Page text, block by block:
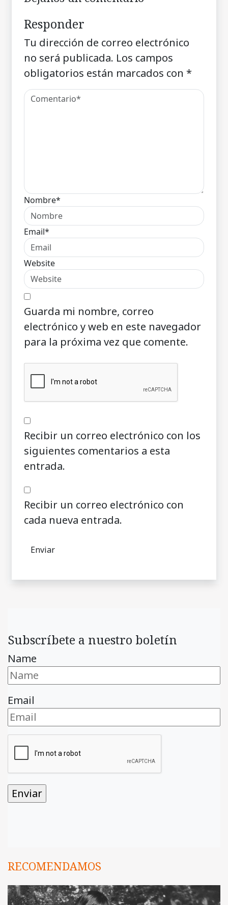
Responder
Tu dirección de correo electrónico
no será publicada. Los campos
obligatorios están marcados con *
Nombre*
Email*
Website
Guarda mi nombre, correo
electrónico y web en este navegador
para la próxima vez que comente.
Recibir un correo electrónico con los
siguientes comentarios a esta
entrada.
Recibir un correo electrónico con
cada nueva entrada.
Subscríbete a nuestro boletín
Name
Email
RECOMENDAMOS